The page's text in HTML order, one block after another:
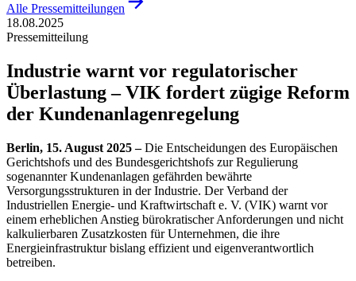
Alle Pressemitteilungen
18.08.2025
Pressemitteilung
Industrie warnt vor regulatorischer
Überlastung – VIK fordert zügige Reform
der Kundenanlagenregelung
Berlin, 15. August 2025 –Die Entscheidungen des Europäischen
Gerichtshofs und des Bundesgerichtshofs zur Regulierung
sogenannter Kundenanlagen gefährden bewährte
Versorgungsstrukturen in der Industrie. Der Verband der
Industriellen Energie- und Kraftwirtschaft e. V. (VIK) warnt vor
einem erheblichen Anstieg bürokratischer Anforderungen und nicht
kalkulierbaren Zusatzkosten für Unternehmen, die ihre
Energieinfrastruktur bislang effizient und eigenverantwortlich
betreiben.